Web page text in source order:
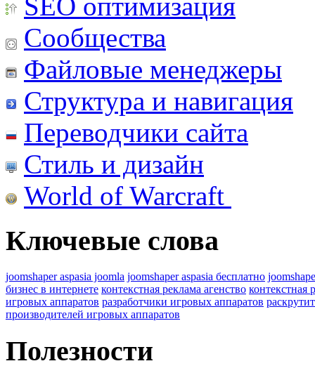
Сообщества
Файловые менеджеры
Структура и навигация
Переводчики сайта
Стиль и дизайн
World of Warcraft
Ключевые слова
joomshaper aspasia joomla joomshaper aspasia бесплатно
бизнес в интернете контекстная реклама агенство контекстная
игровых аппаратов разработчики игровых аппаратов
производителей игровых аппаратов
Полезности